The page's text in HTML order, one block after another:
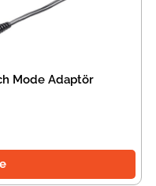
Mode Adaptör